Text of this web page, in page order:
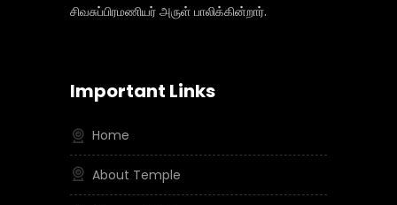
சிவசுப்பிரமணியர் அருள் பாலிக்கின்றார்.
Important Links
Home
About Temple